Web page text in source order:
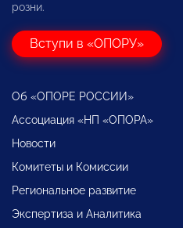
розни.
Вступи в «ОПОРУ»
Об «ОПОРЕ РОССИИ»
Ассоциация «НП «ОПОРА»
Новости
Комитеты и Комиссии
Региональное развитие
Экспертиза и Аналитика